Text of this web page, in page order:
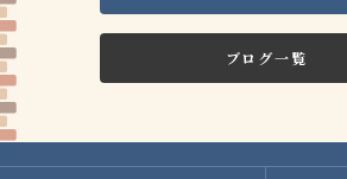
ブログ一覧